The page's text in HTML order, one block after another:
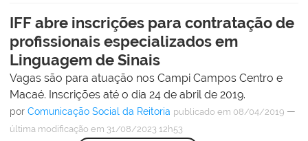
IFF abre inscrições para contratação de
profissionais especializados em
Linguagem de Sinais
Vagas são para atuação nos Campi Campos Centro e
Macaé. Inscrições até o dia 24 de abril de 2019.
por Comunicação Social da Reitoria publicado em 08/04/2019 —
última modificação em 31/08/2023 12h53